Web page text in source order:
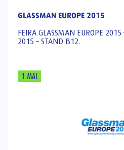
GLASSMAN EUROPE 2015
FEIRA GLASSMAN EUROPE
2015 – STAND B12.
1 MAI